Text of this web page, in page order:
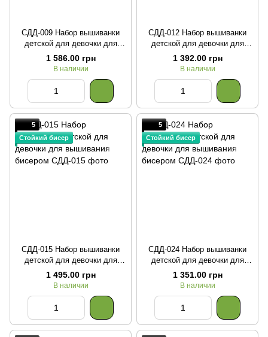
СДД-009 Набор вышиванки
детской для девочки для
вышивания бисером
1 586.00 грн
В наличии
СДД-012 Набор вышиванки
детской для девочки для
вышивания бисером
1 392.00 грн
В наличии
5
Стойкий бисер
СДД-015 Набор вышиванки
детской для девочки для
вышивания бисером
1 495.00 грн
В наличии
5
Стойкий бисер
СДД-024 Набор вышиванки
детской для девочки для
вышивания бисером
1 351.00 грн
В наличии